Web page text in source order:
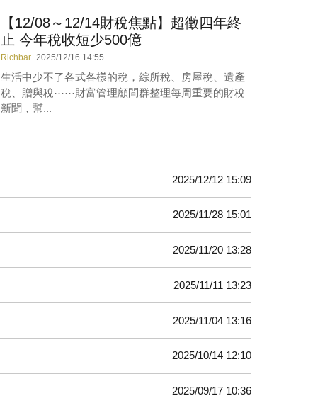
【12/08～12/14財稅焦點】超徵四年終
止 今年稅收短少500億
Richbar 2025/12/16 14:55
生活中少不了各式各樣的稅，綜所稅、房屋稅、遺產
稅、贈與稅⋯⋯財富管理顧問群整理每周重要的財稅
新聞，幫...
2025/12/12 15:09
2025/11/28 15:01
2025/11/20 13:28
2025/11/11 13:23
2025/11/04 13:16
2025/10/14 12:10
2025/09/17 10:36